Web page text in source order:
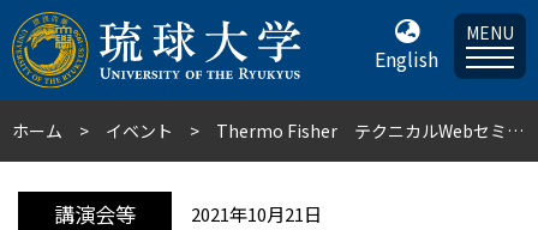
English
MENU
ホーム イベント Thermo Fisher テクニカルWebセミナー
講演会等 2021年10月21日